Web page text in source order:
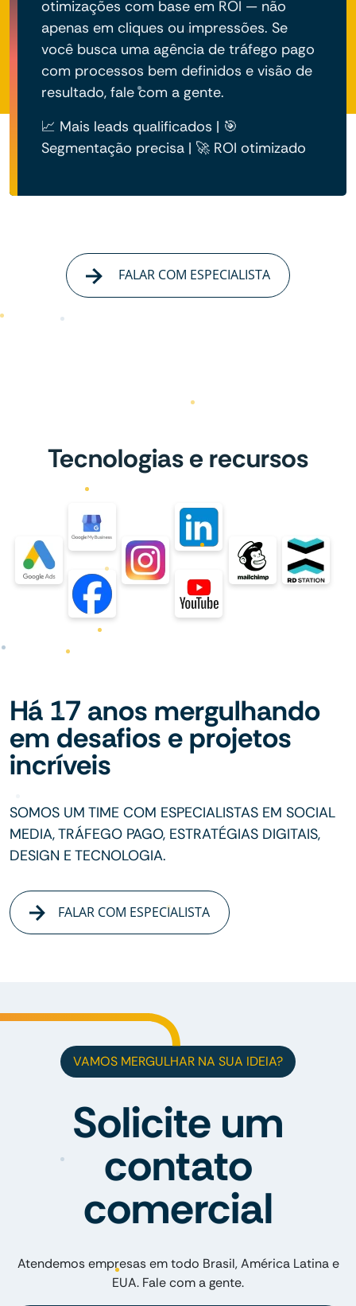
otimizações com base em ROI — não
apenas em cliques ou impressões. Se
você busca uma agência de tráfego pago
com processos bem definidos e visão de
resultado, fale com a gente.
📈 Mais leads qualificados | 🎯
Segmentação precisa | 🚀 ROI otimizado
FALAR COM ESPECIALISTA
Tecnologias e recursos
Há 17 anos mergulhando
em desafios e projetos
incríveis
SOMOS UM TIME COM ESPECIALISTAS EM SOCIAL
MEDIA, TRÁFEGO PAGO, ESTRATÉGIAS DIGITAIS,
DESIGN E TECNOLOGIA.
FALAR COM ESPECIALISTA
VAMOS MERGULHAR NA SUA IDEIA?
Solicite um
contato
comercial
Atendemos empresas em todo Brasil, América Latina e
EUA. Fale com a gente.